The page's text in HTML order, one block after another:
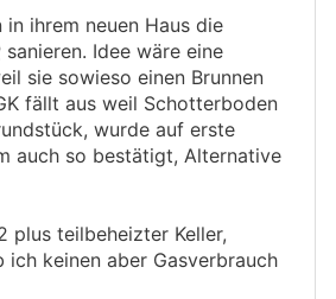
ihrem neuen Haus die
sanieren. Idee wäre eine
sie sowieso einen Brunnen
fällt aus weil Schotterboden
wurde auf erste
auch so bestätigt, Alternative
plus teilbeheizter Keller,
ich keinen aber Gasverbrauch